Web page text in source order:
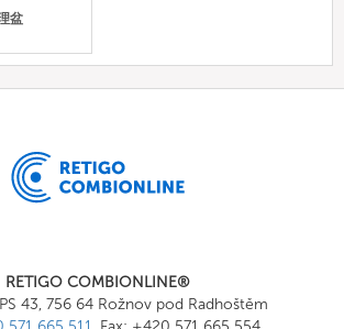
盆
RETIGO COMBIONLINE®
43, 756 64 Rožnov pod Radhoštěm